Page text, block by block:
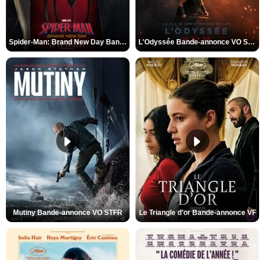
Spider-Man: Brand New Day Bande-annonce VO STFR L'Odyssée Bande-annonce VO STFR
Mutiny Bande-annonce VO STFR Le Triangle d'or Bande-annonce VF